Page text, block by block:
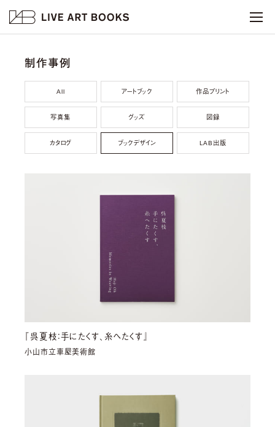
制作事例
All アートブック 作品プリント
写真集 グッズ 図録
カタログ ブックデザイン LAB出版
『呉夏枝：手にたくす、糸へたくす』
小山市立車屋美術館